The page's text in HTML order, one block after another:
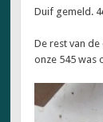
Duif gemeld.
De rest van
onze 545 was